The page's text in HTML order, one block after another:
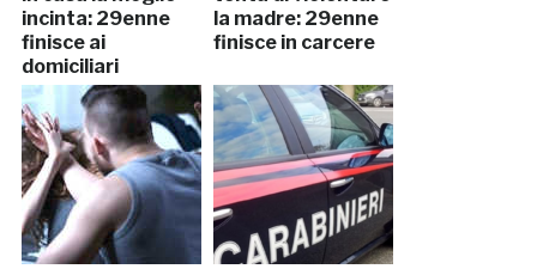
incinta: 29enne
finisce ai
domiciliari
la madre: 29enne
finisce in carcere